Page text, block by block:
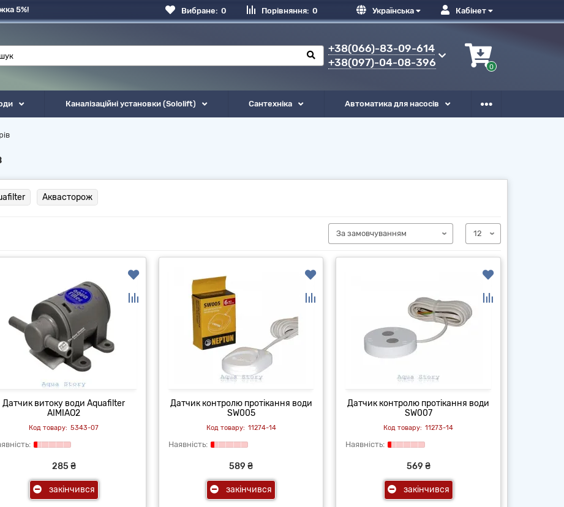
Кабінет
Українська
Порівняння: 0
Вибране: 0
5%!
+38(066)-83-09-614
+38(097)-04-08-396
0
Каналізаційні установки (Sololift) Сантехніка Автоматика для насосів
Аквасторож
Датчик витоку води Aquafilter
AIMIAO2
5343-07
285 ₴
закінчився
Датчик контролю протікання води
SW005
11274-14
589 ₴
закінчився
Датчик контролю протікання води
SW007
11273-14
569 ₴
закінчився